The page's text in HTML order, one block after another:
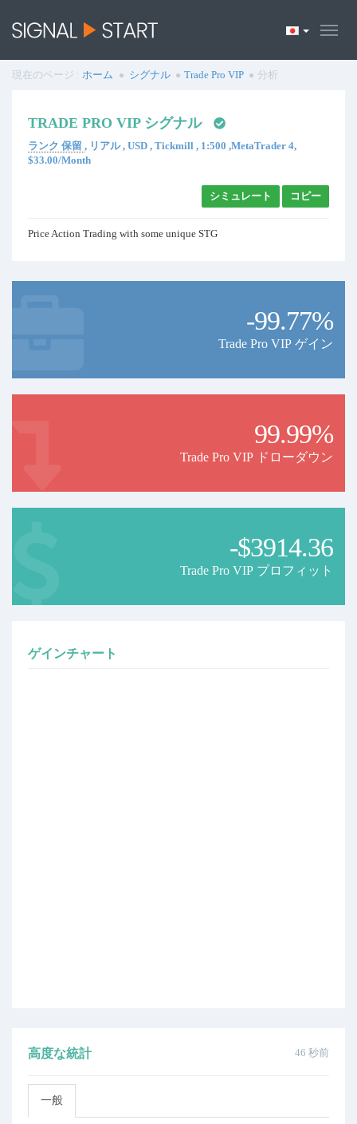
現在のページ : ホーム シグナル Trade Pro VIP 分析
TRADE PRO VIP シグナル
ランク 保留 , リアル , USD , Tickmill , 1:500 ,MetaTrader 4,
$33.00/Month
シミュレート コピー
Price Action Trading with some unique STG
-99.77%
Trade Pro VIP ゲイン
99.99%
Trade Pro VIP ドローダウン
-$3914.36
Trade Pro VIP プロフィット
ゲインチャート
46 秒前
高度な統計
一般